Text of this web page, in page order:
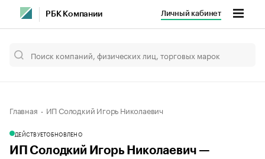
РБК Компании Личный кабинет
Главная ИП Солодкий Игорь Николаевич
ДЕЙСТВУЕТОБНОВЛЕНО
ИП Солодкий Игорь Николаевич —